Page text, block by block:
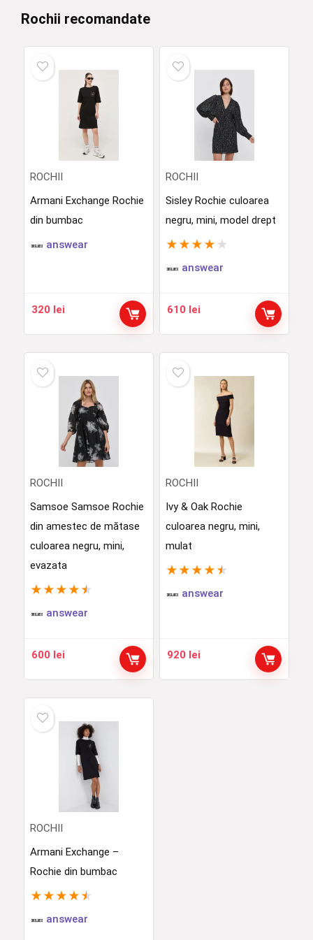
Rochii recomandate
ROCHII
Armani Exchange Rochie
din bumbac
answear
320 lei
ROCHII
Sisley Rochie culoarea
negru, mini, model drept
★ ★ ★ ★ ★
answear
610 lei
ROCHII
Samsoe Samsoe Rochie
din amestec de mătase
culoarea negru, mini,
evazata
★ ★ ★ ★ ★
answear
600 lei
ROCHII
Ivy & Oak Rochie
culoarea negru, mini,
mulat
★ ★ ★ ★ ★
answear
920 lei
ROCHII
Armani Exchange –
Rochie din bumbac
★ ★ ★ ★ ★
answear